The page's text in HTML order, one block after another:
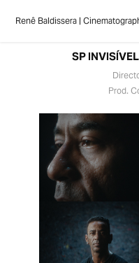
Renê Baldissera |
SP
Prod.